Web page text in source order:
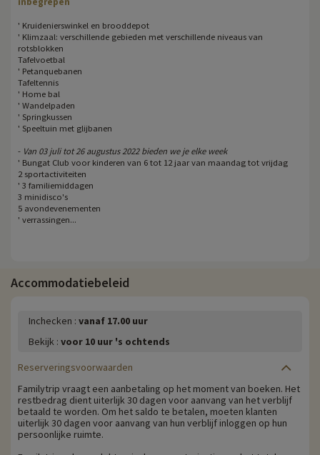
' Kruidenierswinkel en brooddepot
' Klimzaal: verschillende gebieden met verschillende niveaus van
rotsblokken
Tafelvoetbal
' Petanquebanen
Tafeltennis
' Home bal
' Wandelpaden
' Springkussen
' Speeltuin met glijbanen
- Van 03 juli tot 26 augustus 2022 bieden we je elke week
' Bungat Club voor kinderen van 6 tot 12 jaar van maandag tot vrijdag
2 sportactiviteiten
' 3 familiemiddagen
3 minidisco's
5 avondevenementen
' verrassingen...
Accommodatiebeleid
Inchecken : vanaf 17.00 uur
Bekijk : voor 10 uur 's ochtends
Reserveringsvoorwaarden
Familytrip vraagt een aanbetaling op het moment van boeken. Het
restbedrag dient uiterlijk 30 dagen voor aanvang van het verblijf
betaald te worden. Om het saldo te betalen, moeten klanten
uiterlijk 30 dagen voor aanvang van hun verblijf inloggen op hun
persoonlijke ruimte.